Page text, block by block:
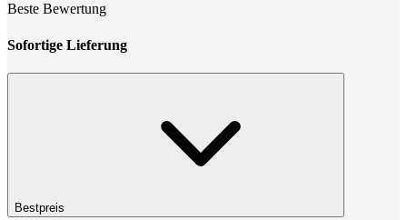
Beste Bewertung
Sofortige Lieferung
Bestpreis